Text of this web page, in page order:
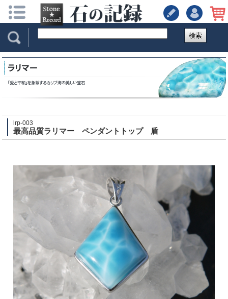
検索
lrp-003
最高品質ラリマー ペンダントトップ 盾